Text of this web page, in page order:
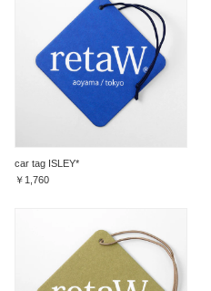
car tag ISLEY*
￥1,760